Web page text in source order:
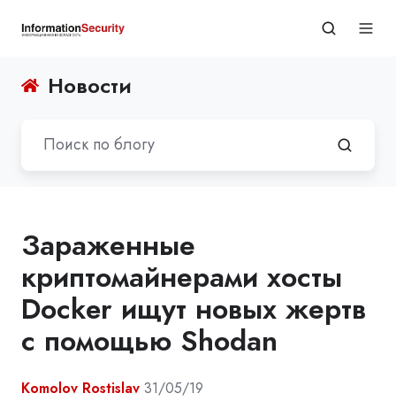
Новости
Зараженные
криптомайнерами хосты
Docker ищут новых жертв
с помощью Shodan
Komolov Rostislav 31/05/19